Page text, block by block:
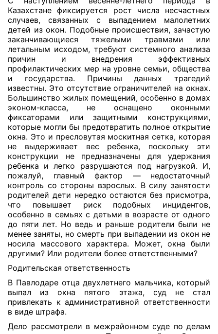
Казахстане фиксируется рост числа несчастных
случаев, связанных с выпадением малолетних
детей из окон. Подобные происшествия, зачастую
заканчивающиеся тяжелыми травмами или
летальным исходом, требуют системного анализа
причин и внедрения эффективных
профилактических мер на уровне семьи, общества
и государства. Причины данных трагедий
известны. Это отсутствие ограничителей на окнах.
Большинство жилых помещений, особенно в домах
эконом-класса, не оснащено оконными
фиксаторами или защитными конструкциями,
которые могли бы предотвратить полное открытие
окна. Это и пресловутая москитная сетка, которая
не выдерживает вес ребенка, поскольку эти
конструкции не предназначены для удержания
ребенка и легко разрушаются под нагрузкой. И,
пожалуй, главный фактор — недостаточный
контроль со стороны взрослых. В силу занятости
родителей дети нередко остаются без присмотра,
что повышает риск подобных инцидентов,
особенно в семьях с детьми в возрасте от одного
до пяти лет. Но ведь и раньше родители были не
менее заняты, но смерть при выпадении из окон не
носила массового характера. Может, окна были
другими? Или родители более ответственными?
Родительская ответственность
В Павлодаре отца двухлетнего мальчика, который
выпал из окна пятого этажа, суд не стал
привлекать к административной ответственности
в виде штрафа.
Дело рассмотрели в межрайонном суде по делам